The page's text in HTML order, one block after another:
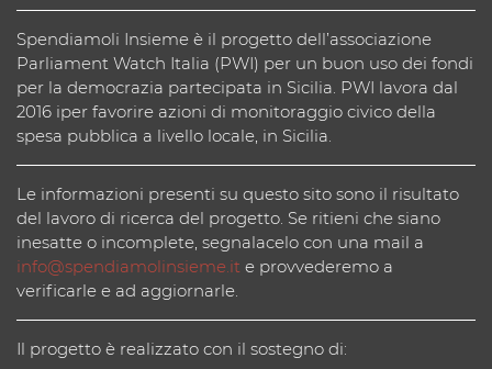
Spendiamoli Insieme è il progetto dell’associazione
Parliament Watch Italia (PWI) per un buon uso dei fondi
per la democrazia partecipata in Sicilia. PWI lavora dal
2016 iper favorire azioni di monitoraggio civico della
spesa pubblica a livello locale, in Sicilia.
Le informazioni presenti su questo sito sono il risultato
del lavoro di ricerca del progetto. Se ritieni che siano
inesatte o incomplete, segnalacelo con una mail a
info@spendiamolinsieme.it e provvederemo a
verificarle e ad aggiornarle.
Il progetto è realizzato con il sostegno di: